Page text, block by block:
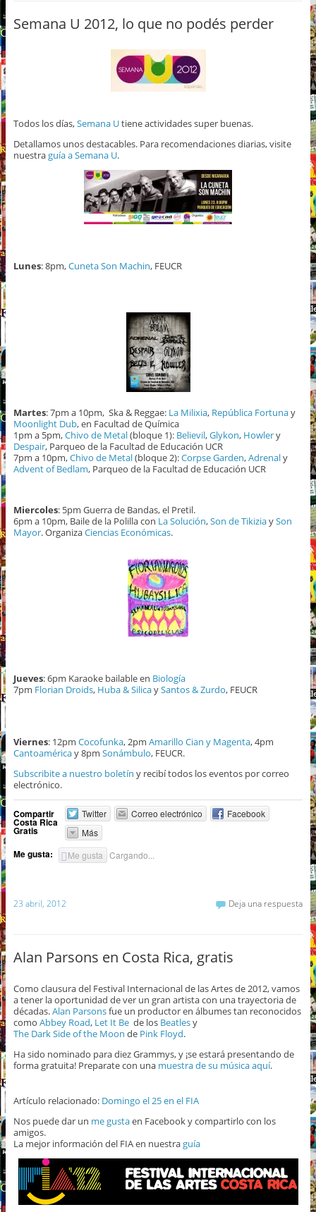
Semana U 2012, lo que no podés perder
Todos los días,Semana Utiene actividades super buenas.
Detallamos unos destacables. Para recomendaciones diarias, visite
nuestraguía a Semana U.
Lunes: 8pm,Cuneta Son Machin, FEUCR
Martes: 7pm a 10pm, Ska & Reggae: La Milixia, República Fortunay
Moonlight Dub, en Facultad de Química
1pm a 5pm,Chivo de Metal(bloque 1): Believil,Glykon, Howlery
Despair, Parqueo de la Facultad de Educación UCR
7pm a 10pm,Chivo de Metal(bloque 2):Corpse Garden,Adrenaly
Advent of Bedlam, Parqueo de la Facultad de Educación UCR
Miercoles: 5pm Guerra de Bandas, el Pretil.
6pm a 10pm, Baile de la Polilla con La Solución,Son de TikiziaySon
Mayor. OrganizaCiencias Económicas.
Jueves: 6pm Karaoke bailable en Biología
7pm Florian Droids, Huba & SilicaySantos & Zurdo, FEUCR
Viernes: 12pm Cocofunka, 2pm Amarillo Cian y Magenta, 4pm
Cantoaméricay 8pm Sonámbulo, FEUCR.
Subscribite a nuestro boletín y recibí todos los eventos por correo
electrónico.
Compartir
Costa Rica
Gratis
Twitter Correo electrónico
Facebook
Más
Me gusta: Me gusta Cargando...
23 abril, 2012 Deja una respuesta
Alan Parsons en Costa Rica, gratis
Como clausura del Festival Internacional de las Artes de 2012, vamos
a tener la oportunidad de ver un gran artista con una trayectoria de
décadas.Alan Parsonsfue un productor en álbumes tan reconocidos
como Abbey Road, Let It Be de los Beatlesy
The Dark Side of the Moon de Pink Floyd.
Ha sido nominado para diez Grammys, y ¡se estará presentando de
forma gratuita! Preparate con una muestra de su música aquí.
Artículo relacionado: Domingo el 25 en el FIA
Nos puede dar un me gustaen Facebook y compartirlo con los
amigos.
La mejor información del FIA en nuestraguía